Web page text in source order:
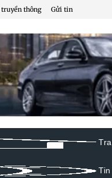
truyền thông Gửi tin